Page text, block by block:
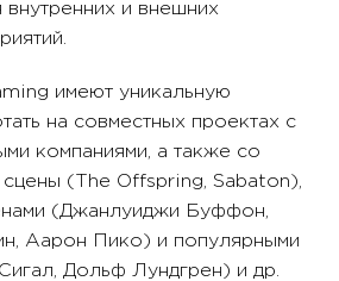
внутренних и внешних
имеют уникальную
на совместных проектах с
компаниями, а также со
(The Offspring, Sabaton),
(Джанлуиджи Буффон,
Аарон Пико) и популярными
Дольф Лундгрен) и др.